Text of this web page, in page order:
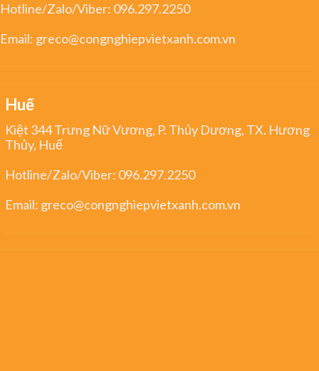
Hotline/Zalo/Viber: 096.297.2250
Email: greco@congnghiepvietxanh.com.vn
Huế
Kiệt 344 Trưng Nữ Vương, P. Thủy Dương, TX. Hương
Thủy, Huế
Hotline/Zalo/Viber: 096.297.2250
Email: greco@congnghiepvietxanh.com.vn